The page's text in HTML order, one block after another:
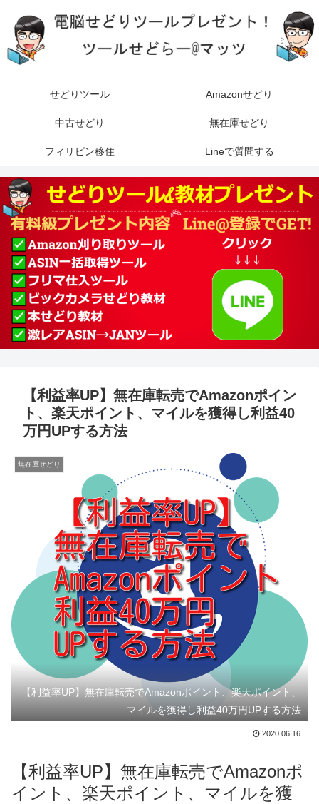
せどりツール Amazonせどり
中古せどり 無在庫せどり
フィリピン移住 Lineで質問する
【利益率UP】無在庫転売でAmazonポイン
ト、楽天ポイント、マイルを獲得し利益40
万円UPする方法
無在庫せどり
【利益率UP】無在庫転売でAmazonポイント、楽天ポイント、
マイルを獲得し利益40万円UPする方法
2020.06.16
【利益率UP】無在庫転売でAmazonポ
イント、楽天ポイント、マイルを獲